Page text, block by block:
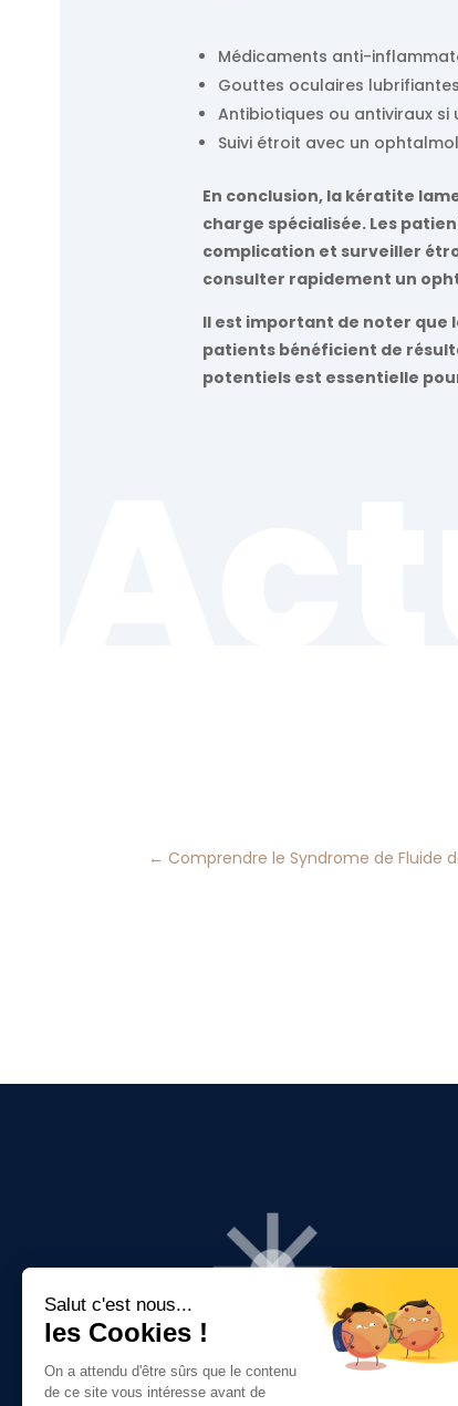
Médicaments anti-
Gouttes oculaires
Antibiotiques ou antiviraux
Suivi étroit avec un
En conclusion, la kératite
charge spécialisée. Les
complication et surveiller
consulter rapidement un
Il est important de noter que
patients bénéficient de
potentiels est essentielle
←Comprendre le Syndrome de Fluide